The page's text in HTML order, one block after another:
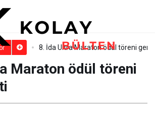
8. İda Ultra Maraton ödül töreni
Maraton ödül töreni
kazanmaya devam
Paylaş